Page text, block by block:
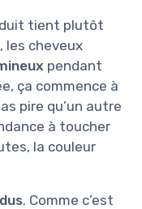
tient plutôt
les cheveux
pendant
ça commence à
pire qu’un autre
à toucher
la couleur
. Comme c’est